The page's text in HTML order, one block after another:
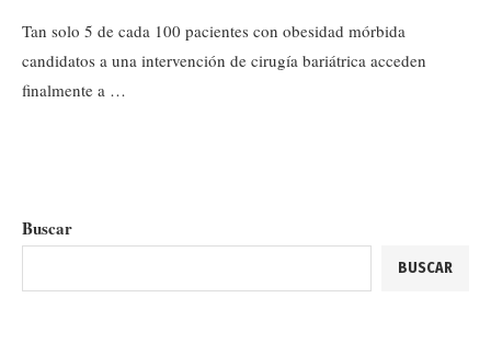
Tan solo 5 de cada 100 pacientes con obesidad mórbida
candidatos a una intervención de cirugía bariátrica acceden
finalmente a …
Buscar
BUSCAR